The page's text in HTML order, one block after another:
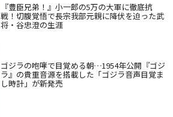
『豊臣兄弟！』小一郎の5万の大軍に徹底抗
戦！切腹覚悟で長宗我部元親に降伏を迫った武
将・谷忠澄の生涯
ゴジラの咆哮で目覚める朝…1954年公開『ゴジ
ラ』の貴重音源を搭載した「ゴジラ音声目覚ま
し時計」が新発売